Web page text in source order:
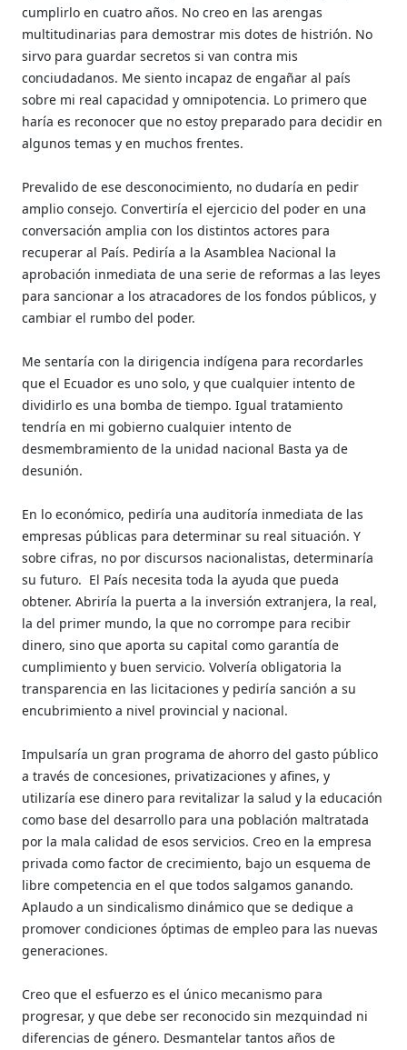
cumplirlo en cuatro años. No creo en las arengas
multitudinarias para demostrar mis dotes de histrión. No
sirvo para guardar secretos si van contra mis
conciudadanos. Me siento incapaz de engañar al país
sobre mi real capacidad y omnipotencia. Lo primero que
haría es reconocer que no estoy preparado para decidir en
algunos temas y en muchos frentes.
Prevalido de ese desconocimiento, no dudaría en pedir
amplio consejo. Convertiría el ejercicio del poder en una
conversación amplia con los distintos actores para
recuperar al País. Pediría a la Asamblea Nacional la
aprobación inmediata de una serie de reformas a las leyes
para sancionar a los atracadores de los fondos públicos, y
cambiar el rumbo del poder.
Me sentaría con la dirigencia indígena para recordarles
que el Ecuador es uno solo, y que cualquier intento de
dividirlo es una bomba de tiempo. Igual tratamiento
tendría en mi gobierno cualquier intento de
desmembramiento de la unidad nacional Basta ya de
desunión.
En lo económico, pediría una auditoría inmediata de las
empresas públicas para determinar su real situación. Y
sobre cifras, no por discursos nacionalistas, determinaría
su futuro. El País necesita toda la ayuda que pueda
obtener. Abriría la puerta a la inversión extranjera, la real,
la del primer mundo, la que no corrompe para recibir
dinero, sino que aporta su capital como garantía de
cumplimiento y buen servicio. Volvería obligatoria la
transparencia en las licitaciones y pediría sanción a su
encubrimiento a nivel provincial y nacional.
Impulsaría un gran programa de ahorro del gasto público
a través de concesiones, privatizaciones y afines, y
utilizaría ese dinero para revitalizar la salud y la educación
como base del desarrollo para una población maltratada
por la mala calidad de esos servicios. Creo en la empresa
privada como factor de crecimiento, bajo un esquema de
libre competencia en el que todos salgamos ganando.
Aplaudo a un sindicalismo dinámico que se dedique a
promover condiciones óptimas de empleo para las nuevas
generaciones.
Creo que el esfuerzo es el único mecanismo para
progresar, y que debe ser reconocido sin mezquindad ni
diferencias de género. Desmantelar tantos años de